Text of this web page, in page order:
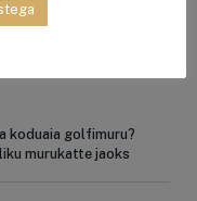
koduaia golfimuru?
murukatte jaoks